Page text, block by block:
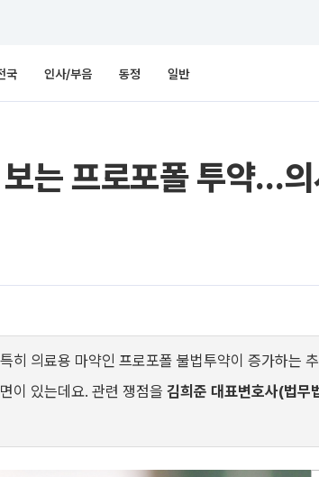
국 인사/부음 동정 일반
는 프로포폴 투약…의
히 의료용 마약인 프로포폴 불법투약이 증가하는 추
이 있는데요. 관련 쟁점을 김희준 대표변호사(법무